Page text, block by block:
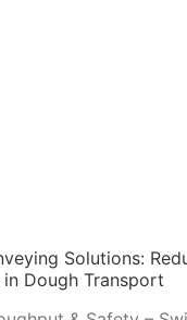
Solutions:
Dough Transport